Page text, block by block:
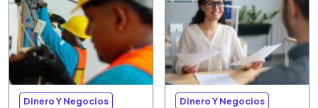
Dinero Y Negocios Dinero Y Negocios